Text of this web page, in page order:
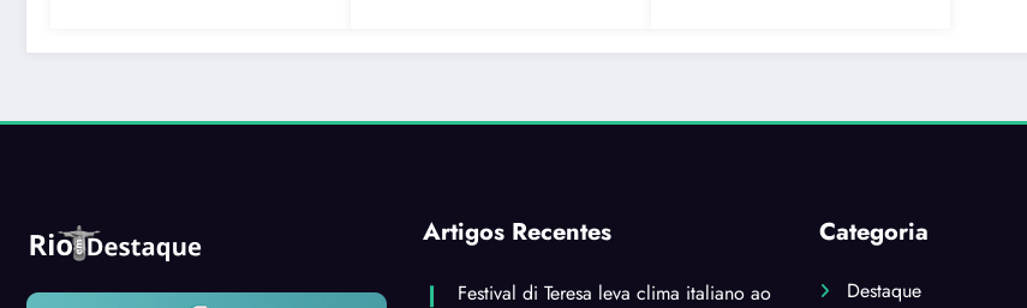
Artigos Recentes
Festival di Teresa leva clima italiano ao
Categoria
Destaque